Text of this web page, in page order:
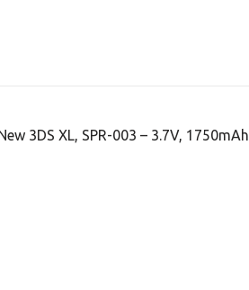
3DS XL, SPR-003 – 3.7V, 1750mAh